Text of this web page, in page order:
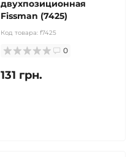
двухпозиционная
Fissman (7425)
Код товара: f7425
0
131 грн.